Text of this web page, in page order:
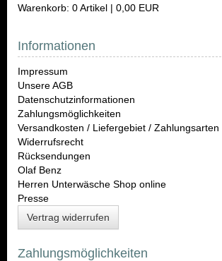
Warenkorb: 0 Artikel | 0,00 EUR
Informationen
Impressum
Unsere AGB
Datenschutzinformationen
Zahlungsmöglichkeiten
Versandkosten / Liefergebiet / Zahlungsarten
Widerrufsrecht
Rücksendungen
Olaf Benz
Herren Unterwäsche Shop online
Presse
Vertrag widerrufen
Zahlungsmöglichkeiten